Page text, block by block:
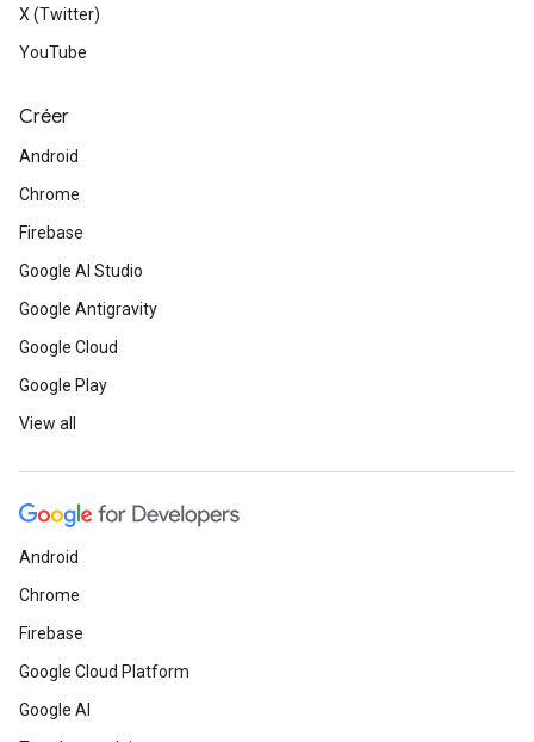
X (Twitter)
YouTube
Créer
Android
Chrome
Firebase
Google AI Studio
Google Antigravity
Google Cloud
Google Play
View all
Android
Chrome
Firebase
Google Cloud Platform
Google AI